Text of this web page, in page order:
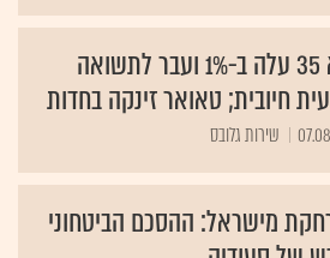
ת"א 35 עלה ב-1% ועבר לתשואה
חיובית; טאואר זינקה בחדות
שירות גלובס
מישראל: ההסכם הביטחוני